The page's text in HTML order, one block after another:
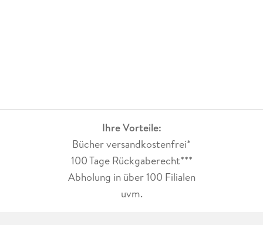
Ihre Vorteile:
Bücher versandkostenfrei*
100 Tage Rückgaberecht***
Abholung in über 100 Filialen
uvm.